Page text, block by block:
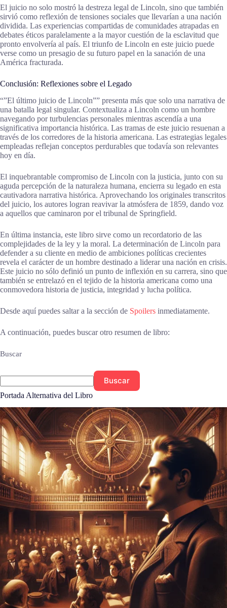
El juicio no solo mostró la destreza legal de Lincoln, sino que también
sirvió como reflexión de tensiones sociales que llevarían a una nación
dividida. Las experiencias compartidas de comunidades atrapadas en
debates éticos paralelamente a la mayor cuestión de la esclavitud que
pronto envolvería al país. El triunfo de Lincoln en este juicio puede
verse como un presagio de su futuro papel en la sanación de una
América fracturada.
Conclusión: Reflexiones sobre el Legado
“”El último juicio de Lincoln”” presenta más que solo una narrativa de
una batalla legal singular. Contextualiza a Lincoln como un hombre
navegando por turbulencias personales mientras ascendía a una
significativa importancia histórica. Las tramas de este juicio resuenan a
través de los corredores de la historia americana. Las estrategias legales
empleadas reflejan conceptos perdurables que todavía son relevantes
hoy en día.
El inquebrantable compromiso de Lincoln con la justicia, junto con su
aguda percepción de la naturaleza humana, encierra su legado en esta
cautivadora narrativa histórica. Aprovechando los originales transcritos
del juicio, los autores logran reavivar la atmósfera de 1859, dando voz
a aquellos que caminaron por el tribunal de Springfield.
En última instancia, este libro sirve como un recordatorio de las
complejidades de la ley y la moral. La determinación de Lincoln para
defender a su cliente en medio de ambiciones políticas crecientes
revela el carácter de un hombre destinado a liderar una nación en crisis.
Este juicio no sólo definió un punto de inflexión en su carrera, sino que
también se entrelazó en el tejido de la historia americana como una
conmovedora historia de justicia, integridad y lucha política.
Desde aquí puedes saltar a la sección de Spoilers inmediatamente.
A continuación, puedes buscar otro resumen de libro:
Buscar
Buscar
Portada Alternativa del Libro